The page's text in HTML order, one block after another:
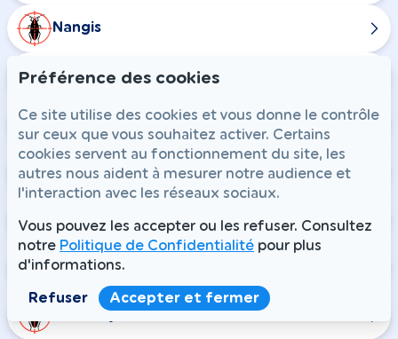
Nangis
Rampillon
Combs-la-Ville
Champdeuil
Chaumes-en-Brie
Courtomer
Crisenoy
Préférence des cookies
Ce site utilise des cookies et vous donne le contrôle
sur ceux que vous souhaitez activer. Certains
cookies servent au fonctionnement du site, les
autres nous aident à mesurer notre audience et
l'interaction avec les réseaux sociaux.
Vous pouvez les accepter ou les refuser. Consultez
notre Politique de Confidentialité pour plus
d'informations.
Refuser Accepter et fermer